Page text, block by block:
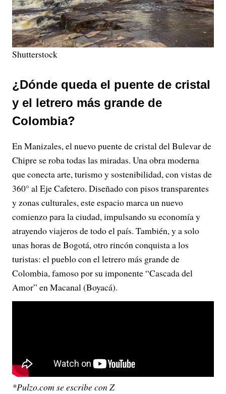
Shutterstock
¿Dónde queda el puente de cristal
y el letrero más grande de
Colombia?
En Manizales, el nuevo puente de cristal del Bulevar de
Chipre se roba todas las miradas. Una obra moderna
que conecta arte, turismo y sostenibilidad, con vistas de
360° al Eje Cafetero. Diseñado con pisos transparentes
y zonas culturales, este espacio marca un nuevo
comienzo para la ciudad, impulsando su economía y
atrayendo viajeros de todo el país. También, y a solo
unas horas de Bogotá, otro rincón conquista a los
turistas: el pueblo con el letrero más grande de
Colombia, famoso por su imponente “Cascada del
Amor” en Macanal (Boyacá).
*Pulzo.com se escribe con Z